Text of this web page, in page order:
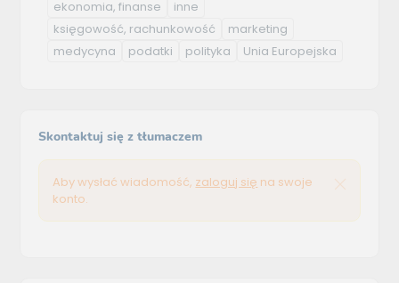
ekonomia, finanse
inne
księgowość, rachunkowość
marketing
medycyna
podatki polityka Unia Europejska
Skontaktuj się z tłumaczem
Aby wysłać wiadomość, zaloguj się na swoje
konto.